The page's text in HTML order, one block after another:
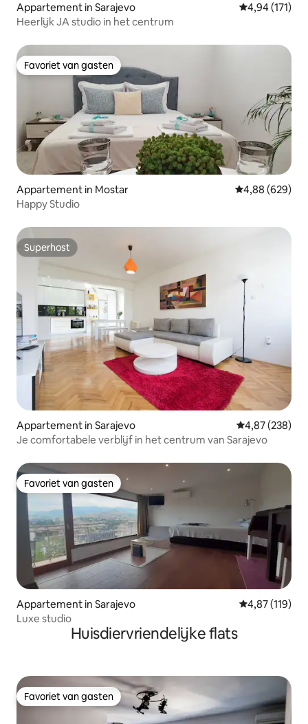
Appartement in Sarajevo Gemiddelde
4,94 (171)
Heerlijk JA studio in het centrum
Favoriet van gasten
Favoriet van gasten
Appartement in Mostar Gemiddelde
4,88 (629)
Happy Studio
Superhost
Superhost
Appartement in Sarajevo Gemiddelde
4,87 (238)
Je comfortabele verblijf in het centrum van Sarajevo
Favoriet van gasten
Favoriet van gasten
Appartement in Sarajevo Gemiddelde
4,87 (119)
Luxe studio
Huisdiervriendelijke flats
Favoriet van gasten
Favoriet van gasten